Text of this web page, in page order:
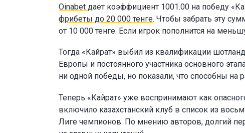
Oinabet даёт коэффициент 1001.00 на победу
фрибеты до 20 000 тенге. Чтобы забрать эту
от 10 000 тенге. Если игрок пополнится на
Тогда «Кайрат» выбил из квалификации
Европы и постоянного участника основного
ни одной победы, но показали, что способны на
Теперь «Кайрат» уже воспринимают как
включило казахстанский клуб в список из
Лиге чемпионов. По мнению авторов, долгий